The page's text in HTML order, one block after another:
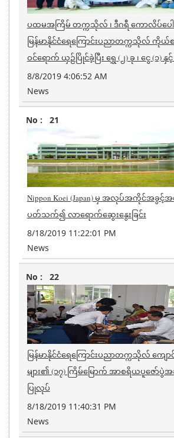
ပထမအကြိမ် တက္ကသိုလ် ၊ ဒီဂရီ ကောလိပ်ပေါ
မြန်မာနိုင်ငံရေကြောင်းပညာတက္ကသိုလ် ကိုယ်
ဝင်ရောက် ယှဉ်ပြိုင်ခဲ့ပြီး ရွှေ (၂) ခု ၊ ငွေ (၁) နှ
8/8/2019 4:06:52 AM
News
21
Nippon Koei (Japan) မှ အလုပ်အကိုင်အခွင့်အ
ပတ်သက်၍ လာရောက်ဆွေးနွေးခြင်း
8/18/2019 11:22:01 PM
News
22
မြန်မာနိုင်ငံရေကြောင်းပညာတက္ကသိုလ် ကျော
များ၏ (၁၇) ကြိမ်မြောက် အာစရိယပူဇော်ပွဲအ
ပြုလုပ်
8/18/2019 11:40:31 PM
News